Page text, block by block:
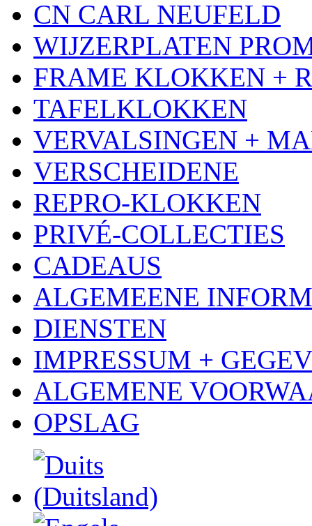
CN CARL NEUFELD
WIJZERPLATEN
FRAME KLOKKEN +
TAFELKLOKKEN
VERVALSINGEN +
VERSCHEIDENE
REPRO-KLOKKEN
PRIVÉ-COLLECTIES
CADEAUS
ALGEMEENE
DIENSTEN
IMPRESSUM +
ALGEMENE
OPSLAG